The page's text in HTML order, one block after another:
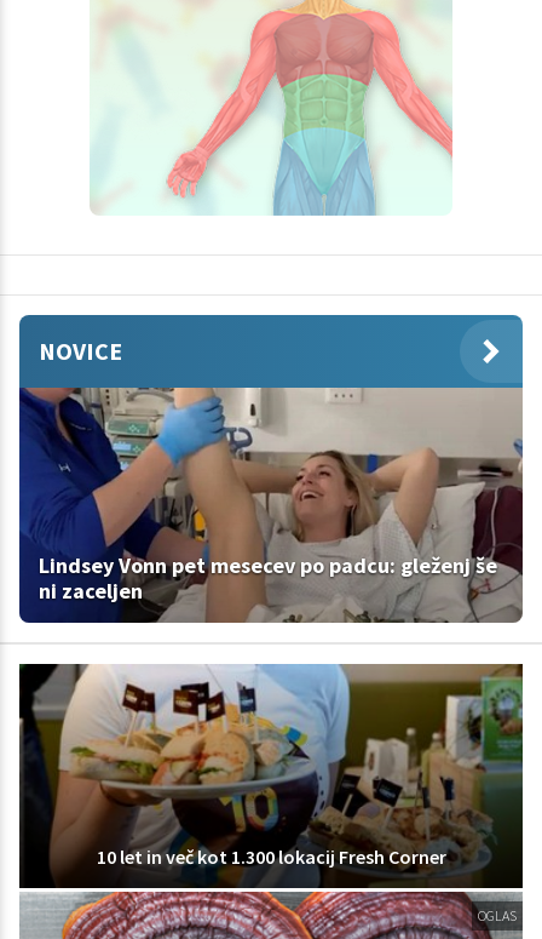
NOVICE
Lindsey Vonn pet mesecev po padcu: gleženj še
ni zaceljen
10 let in več kot 1.300 lokacij Fresh Corner
OGLAS